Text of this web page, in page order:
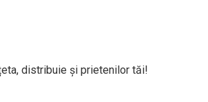
distribuie și prietenilor tăi!